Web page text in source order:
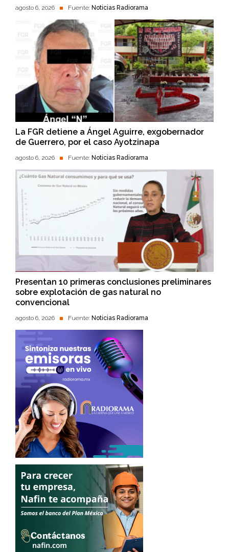
agosto 6, 2026 Fuente: Noticias Radiorama
La FGR detiene a Ángel Aguirre, exgobernador
de Guerrero, por el caso Ayotzinapa
agosto 6, 2026 Fuente: Noticias Radiorama
Presentan 10 primeras conclusiones preliminares
sobre explotación de gas natural no
convencional
agosto 6, 2026 Fuente: Noticias Radiorama